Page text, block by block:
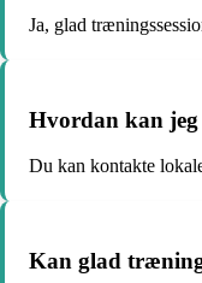
Ja, glad
Hvordan kan
Du kan kontakte
Kan glad træning